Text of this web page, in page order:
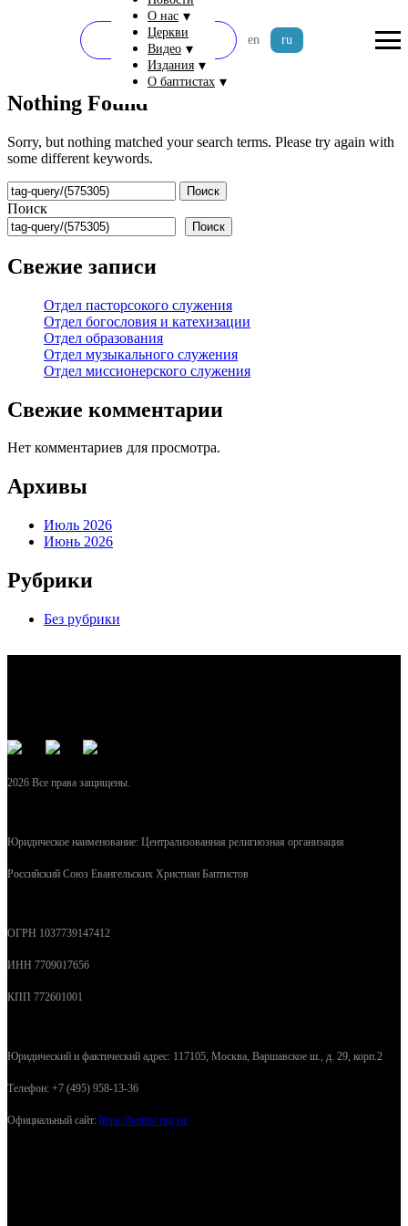
О нас ▾
Церкви
Видео ▾
Издания ▾
О баптистах ▾
Пожертвовать en ru
Nothing Found
Sorry, but nothing matched your search terms. Please try again with
some different keywords.
Найти:
Поиск
Поиск
Свежие записи
Отдел пасторсокого служения
Отдел богословия и катехизации
Отдел образования
Отдел музыкального служения
Отдел миссионерского служения
Свежие комментарии
Нет комментариев для просмотра.
Архивы
Июль 2026
Июнь 2026
Рубрики
Без рубрики
2026 Все права защищены.
Юридическое наименование: Централизованная религиозная организация
Российский Союз Евангельских Христиан Баптистов
ОГРН 1037739147412
ИНН 7709017656
КПП 772601001
Юридический и фактический адрес: 117105, Москва, Варшавское ш., д. 29, корп.2
Телефон: +7 (495) 958-13-36
Официальный сайт: https://baptist.org.ru/